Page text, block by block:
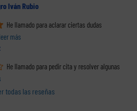
Iván Rubio
He llamado para aclarar ciertas dudas
leer más
He llamado para pedir cita y resolver algunas
todas las reseñas